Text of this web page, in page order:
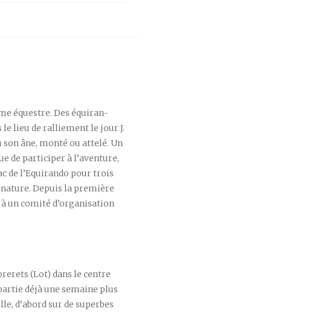
équestre. Des équiran-
le lieu de ralliement le jour J.
son âne, monté ou attelé. Un
de participer à l’aventure,
de l’Equirando pour trois
Depuis la première
un comité d’organisation
(Lot) dans le centre
déjà une semaine plus
d’abord sur de superbes